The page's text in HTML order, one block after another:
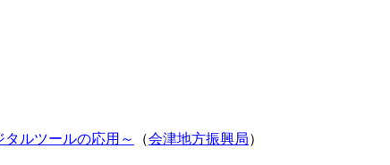
ルツールの応用～ （会津地方振興局）